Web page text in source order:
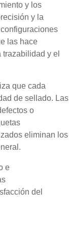
y los
y la
las hace
y el
que cada
de sellado. Las
o
eliminan los
e
del